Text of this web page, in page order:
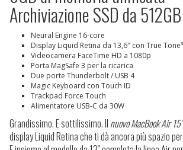
Archiviazione SSD da 512GB
Neural Engine 16‑core
Display Liquid Retina da 13,6″ con True Tone³
Videocamera FaceTime HD a 1080p
Porta MagSafe 3 per la ricarica
Due porte Thunderbolt / USB 4
Magic Keyboard con Touch ID
Trackpad Force Touch
Alimentatore USB‑C da 30W
Grandissimo. E sottilissimo.Il nuovo MacBook Air 15″
display Liquid Retina che ti dà ancora più spazio